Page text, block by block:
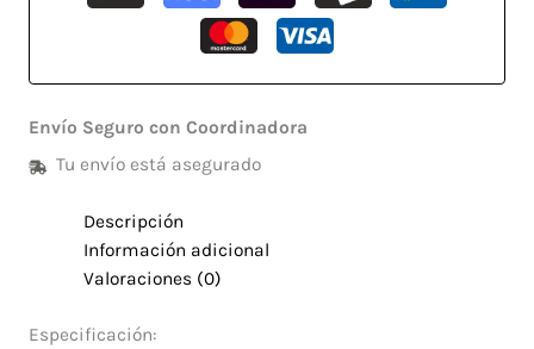
Envío Seguro con Coordinadora
Tu envío está asegurado
Descripción
Información adicional
Valoraciones (0)
Especificación: